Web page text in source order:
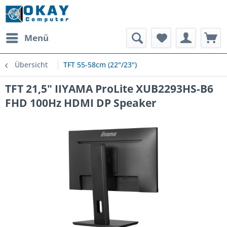
Menü
Übersicht TFT 55-58cm (22"/23")
TFT 21,5" IIYAMA ProLite XUB2293HS-B6
FHD 100Hz HDMI DP Speaker